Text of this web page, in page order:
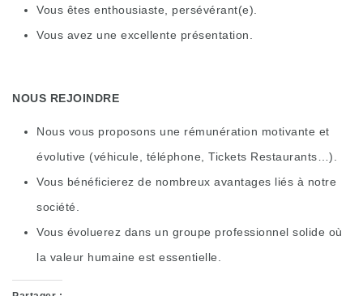
Vous êtes enthousiaste, persévérant(e).
Vous avez une excellente présentation.
NOUS REJOINDRE
Nous vous proposons une rémunération motivante et
évolutive (véhicule, téléphone, Tickets Restaurants…).
Vous bénéficierez de nombreux avantages liés à notre
société.
Vous évoluerez dans un groupe professionnel solide où
la valeur humaine est essentielle.